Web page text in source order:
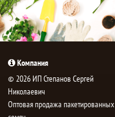
Компания
© 2026 ИП Степанов Сергей
Николаевич
Oптовая продажа пакетированных